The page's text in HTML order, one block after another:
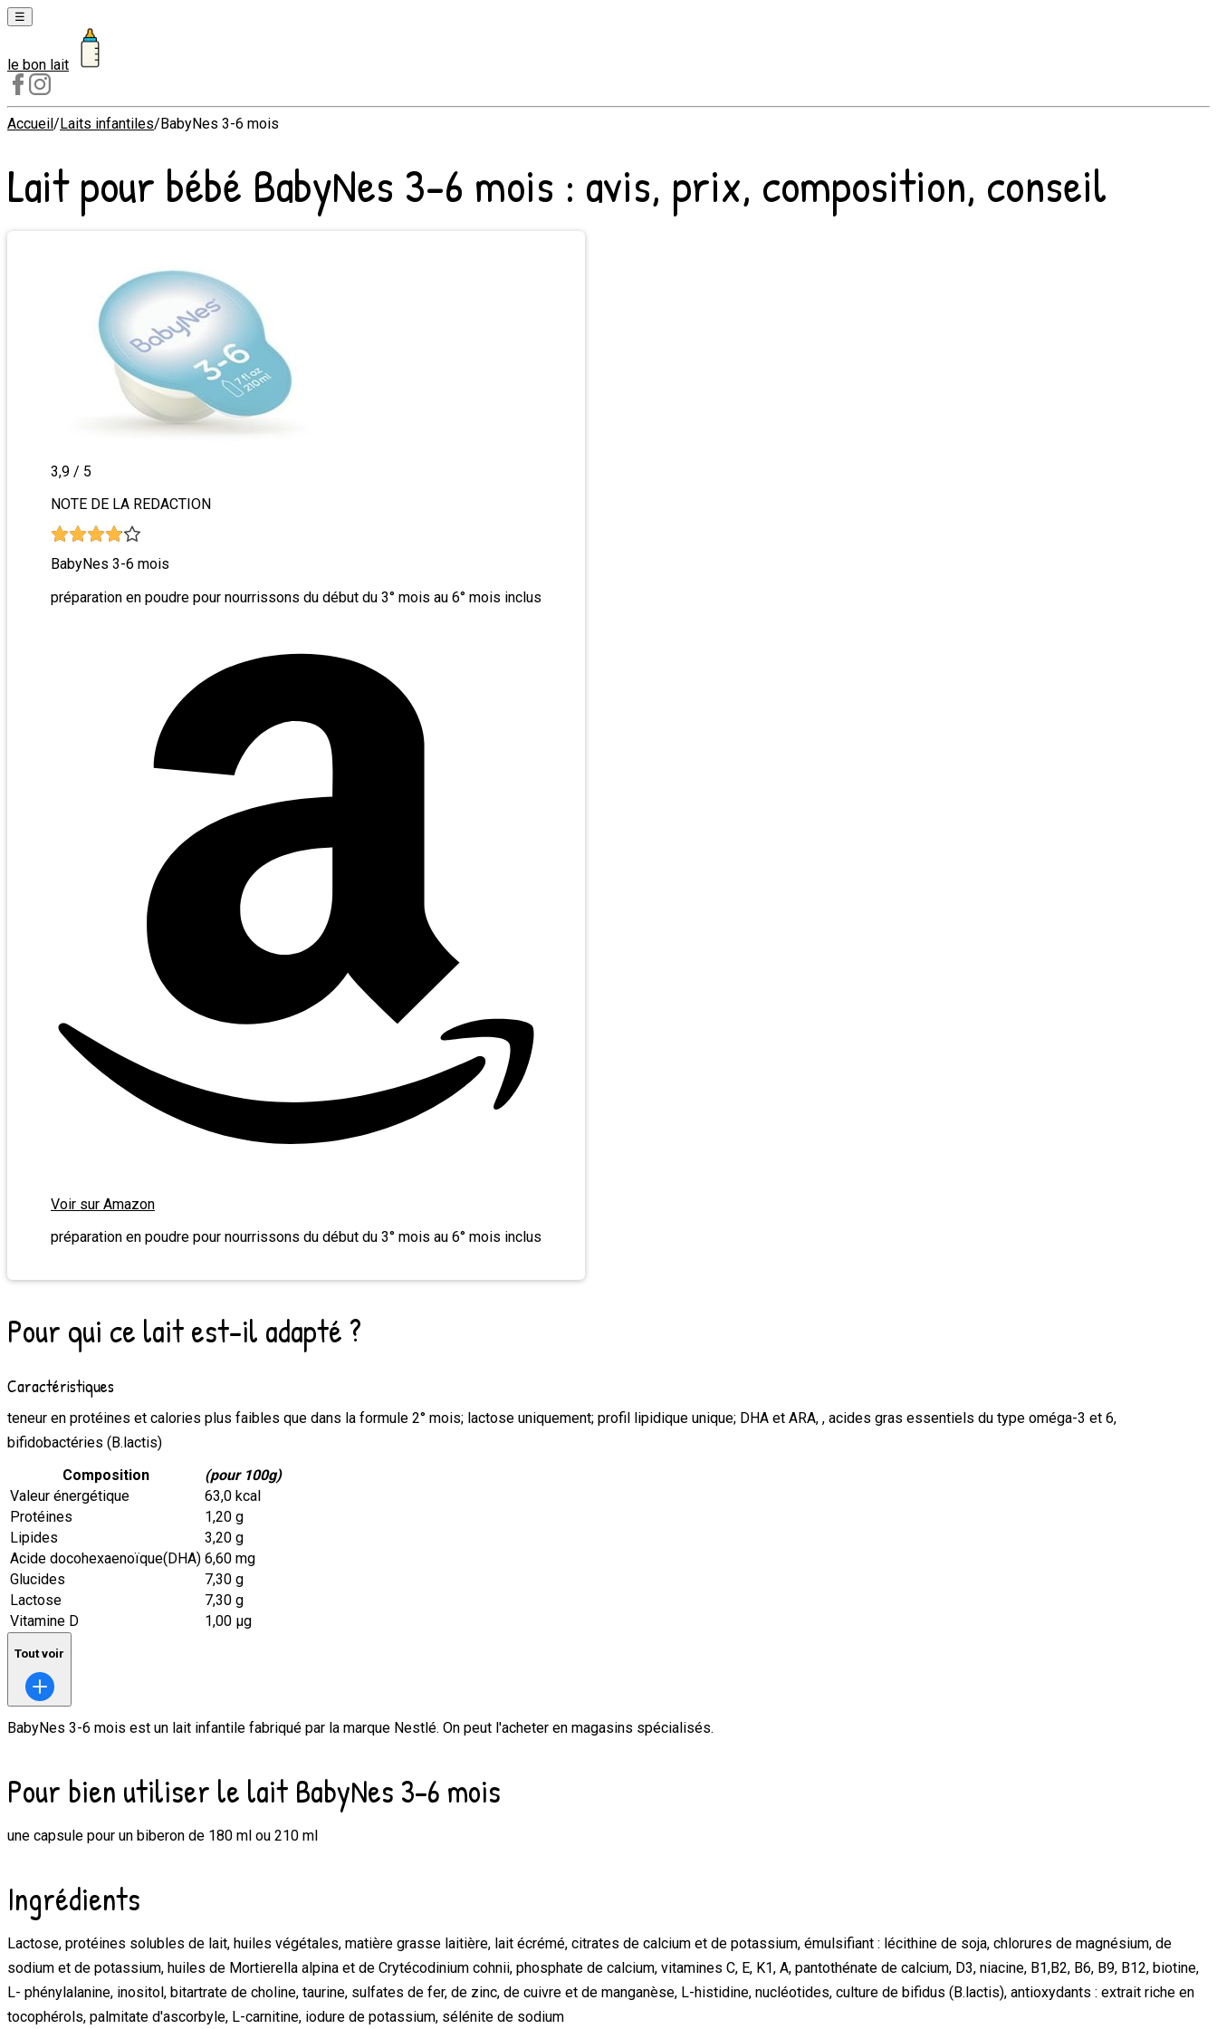
☰
Laits
1er
âge
2e
âge
le bon lait
Accueil/Laits infantiles/BabyNes 3-6 mois
Lait pour bébé BabyNes 3-6 mois : avis, prix, composition, conseil
3,9 / 5
NOTE DE LA REDACTION
BabyNes 3-6 mois
préparation en poudre pour nourrissons du début du 3° mois au 6° mois inclus
Voir sur Amazon
préparation en poudre pour nourrissons du début du 3° mois au 6° mois inclus
Pour qui ce lait est-il adapté ?
Caractéristiques
teneur en protéines et calories plus faibles que dans la formule 2° mois; lactose uniquement; profil lipidique unique; DHA et ARA, , acides gras essentiels du type oméga-3 et 6,
bifidobactéries (B.lactis)
Composition
(pour 100g)
Valeur énergétique
63,0 kcal
Protéines
1,20 g
Lipides
3,20 g
Acide docohexaenoïque(DHA) 6,60 mg
Glucides
7,30 g
Lactose
7,30 g
Vitamine D
1,00 μg
Tout voir
BabyNes 3-6 mois est un lait infantile fabriqué par la marque Nestlé. On peut l'acheter en magasins spécialisés.
Pour bien utiliser le lait BabyNes 3-6 mois
une capsule pour un biberon de 180 ml ou 210 ml
Ingrédients
Lactose, protéines solubles de lait, huiles végétales, matière grasse laitière, lait écrémé, citrates de calcium et de potassium, émulsifiant : lécithine de soja, chlorures de magnésium, de
sodium et de potassium, huiles de Mortierella alpina et de Crytécodinium cohnii, phosphate de calcium, vitamines C, E, K1, A, pantothénate de calcium, D3, niacine, B1,B2, B6, B9, B12, biotine,
L- phénylalanine, inositol, bitartrate de choline, taurine, sulfates de fer, de zinc, de cuivre et de manganèse, L-histidine, nucléotides, culture de bifidus (B.lactis), antioxydants : extrait riche en
tocophérols, palmitate d'ascorbyle, L-carnitine, iodure de potassium, sélénite de sodium